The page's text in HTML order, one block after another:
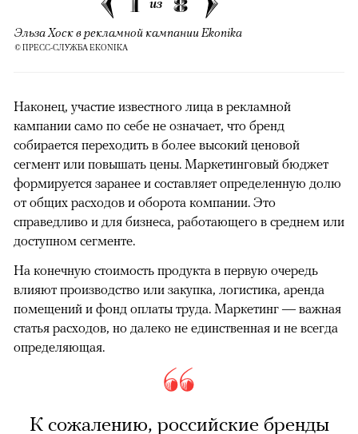
из
Эльза Хоск в рекламной кампании Ekonika
© ПРЕСС-СЛУЖБА EKONIKA
Наконец, участие известного лица в рекламной
кампании само по себе не означает, что бренд
собирается переходить в более высокий ценовой
сегмент или повышать цены. Маркетинговый бюджет
формируется заранее и составляет определенную долю
от общих расходов и оборота компании. Это
справедливо и для бизнеса, работающего в среднем или
доступном сегменте.
На конечную стоимость продукта в первую очередь
влияют производство или закупка, логистика, аренда
помещений и фонд оплаты труда. Маркетинг — важная
статья расходов, но далеко не единственная и не всегда
определяющая.
К сожалению, российские бренды